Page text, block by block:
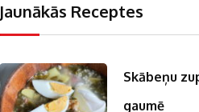
Jaunākās Receptes
Skābeņu
gaumē